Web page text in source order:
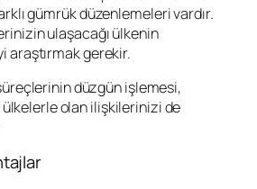
gümrük düzenlemeleri vardır.
ulaşacağı ülkenin
araştırmak gerekir.
düzgün işlemesi,
ülkelerle olan ilişkilerinizi de